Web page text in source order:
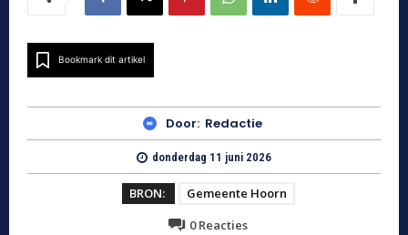
Bookmark dit artikel
Door: Redactie
donderdag 11 juni 2026
BRON:
Gemeente Hoorn
0Reacties